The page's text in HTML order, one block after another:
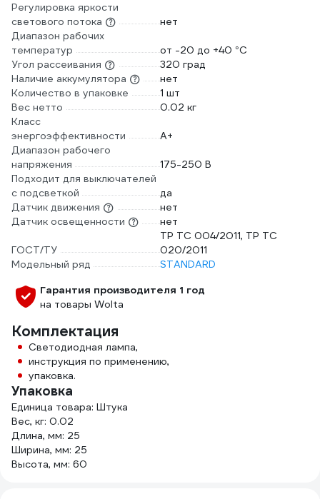
Регулировка яркости
светового потока
нет
Диапазон рабочих
температур
от -20 до +40 °С
Угол рассеивания
320 град
Наличие аккумулятора
нет
Количество в упаковке
1 шт
Вес нетто
0.02 кг
Класс
энергоэффективности
A+
Диапазон рабочего
напряжения
175-250 В
Подходит для выключателей
с подсветкой
да
Датчик движения
нет
Датчик освещенности
нет
ГОСТ/ТУ
ТР ТС 004/2011, ТР ТС
020/2011
Модельный ряд
STANDARD
Гарантия производителя 1 год
на товары Wolta
Комплектация
Светодиодная лампа,
инструкция по применению,
упаковка.
Упаковка
Единица товара: Штука
Вес, кг: 0.02
Длина, мм: 25
Ширина, мм: 25
Высота, мм: 60